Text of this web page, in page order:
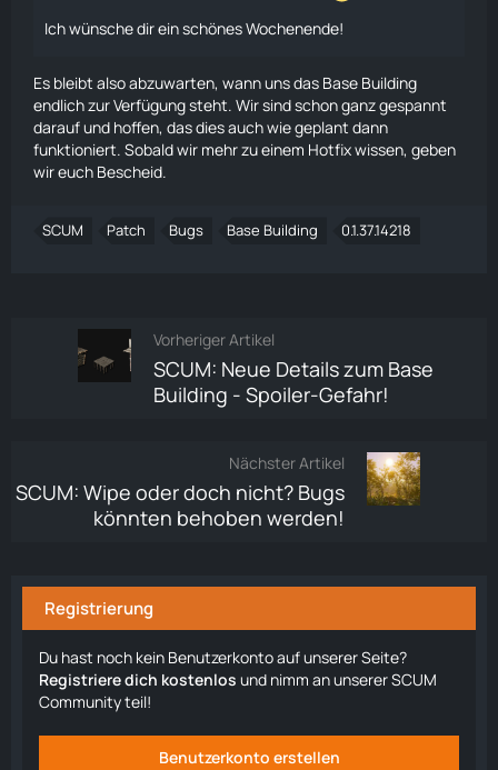
Ich wünsche dir ein schönes Wochenende!
Es bleibt also abzuwarten, wann uns das Base Building
endlich zur Verfügung steht. Wir sind schon ganz gespannt
darauf und hoffen, das dies auch wie geplant dann
funktioniert. Sobald wir mehr zu einem Hotfix wissen, geben
wir euch Bescheid.
SCUM Patch Bugs Base Building 0.1.37.14218
Vorheriger Artikel
SCUM: Neue Details zum Base
Building - Spoiler-Gefahr!
Nächster Artikel
SCUM: Wipe oder doch nicht? Bugs
könnten behoben werden!
Registrierung
Du hast noch kein Benutzerkonto auf unserer Seite?
Registriere dich kostenlos und nimm an unserer SCUM
Community teil!
Benutzerkonto erstellen